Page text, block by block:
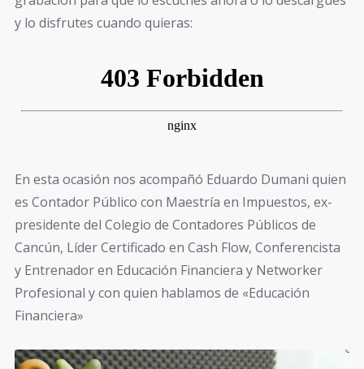
y lo disfrutes cuando quieras:
En esta ocasión nos acompañó Eduardo Dumani quien
es Contador Público con Maestría en Impuestos, ex-
presidente del Colegio de Contadores Públicos de
Cancún, Líder Certificado en Cash Flow, Conferencista
y Entrenador en Educación Financiera y Networker
Profesional y con quien hablamos de «Educación
Financiera»